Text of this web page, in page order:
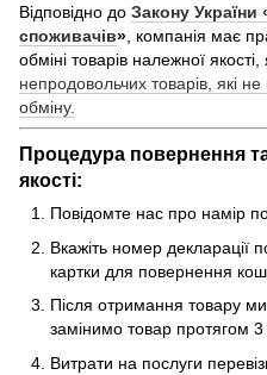
Відповідно до Закону України
споживачів» , компанія має
обміні товарів належної
непродовольчих товарів, які
обміну.
Процедура повернення
якості:
Повідомте нас про намір
Вкажіть номер декларації
картки для повернення
Після отримання товару
замінимо товар протягом 3
Витрати на послуги